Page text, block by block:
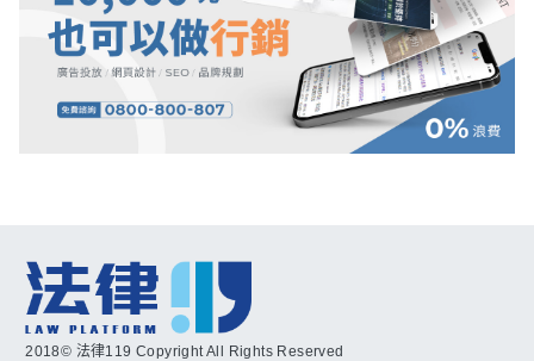
2018© 法律119 Copyright All Rights Reserved